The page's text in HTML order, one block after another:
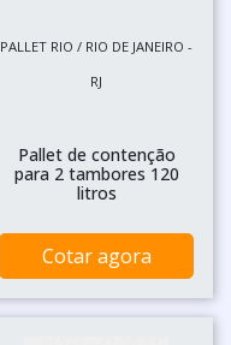
PALLET RIO / RIO DE JANEIRO -
RJ
Pallet de contenção
para 2 tambores 120
litros
Cotar agora